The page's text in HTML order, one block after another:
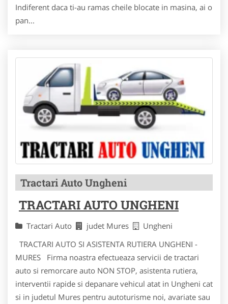
Indiferent daca ti-au ramas cheile blocate in masina, ai o
pan...
Tractari Auto Ungheni
TRACTARI AUTO UNGHENI
Tractari Auto judet Mures
Ungheni
TRACTARI AUTO SI ASISTENTA RUTIERA UNGHENI -
MURES Firma noastra efectueaza servicii de tractari
auto si remorcare auto NON STOP, asistenta rutiera,
interventii rapide si depanare vehicul atat in Ungheni cat
si in judetul Mures pentru autoturisme noi, avariate sau